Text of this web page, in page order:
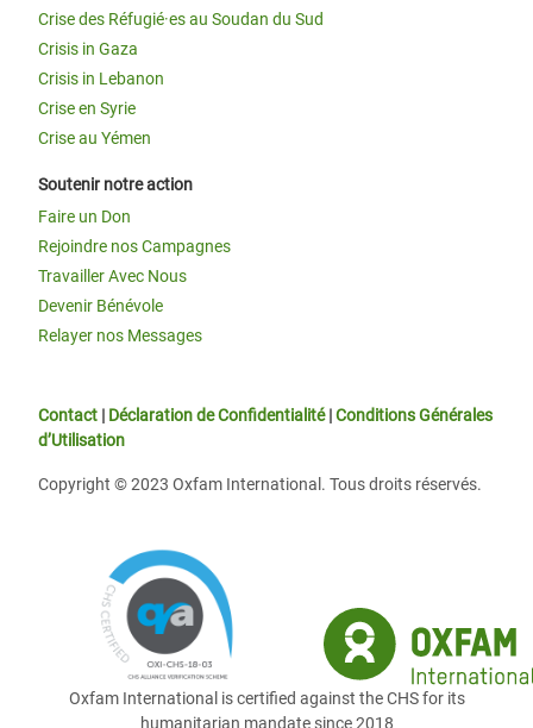
Crise des Réfugié·es au Soudan du Sud
Crisis in Gaza
Crisis in Lebanon
Crise en Syrie
Crise au Yémen
Soutenir notre action
Faire un Don
Rejoindre nos Campagnes
Travailler Avec Nous
Devenir Bénévole
Relayer nos Messages
Contact | Déclaration de Confidentialité|Conditions Générales
d’Utilisation
Copyright © 2023 Oxfam International. Tous droits réservés.
Oxfam International is certified against the CHS for its
humanitarian mandate since 2018